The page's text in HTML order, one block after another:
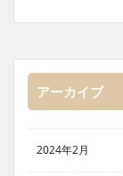
アーカイブ
2024年2月